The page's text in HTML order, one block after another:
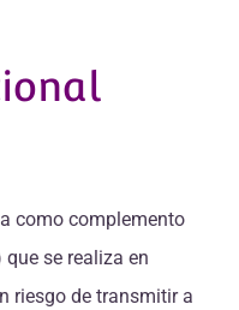
como complemento
se realiza en
riesgo de transmitir a